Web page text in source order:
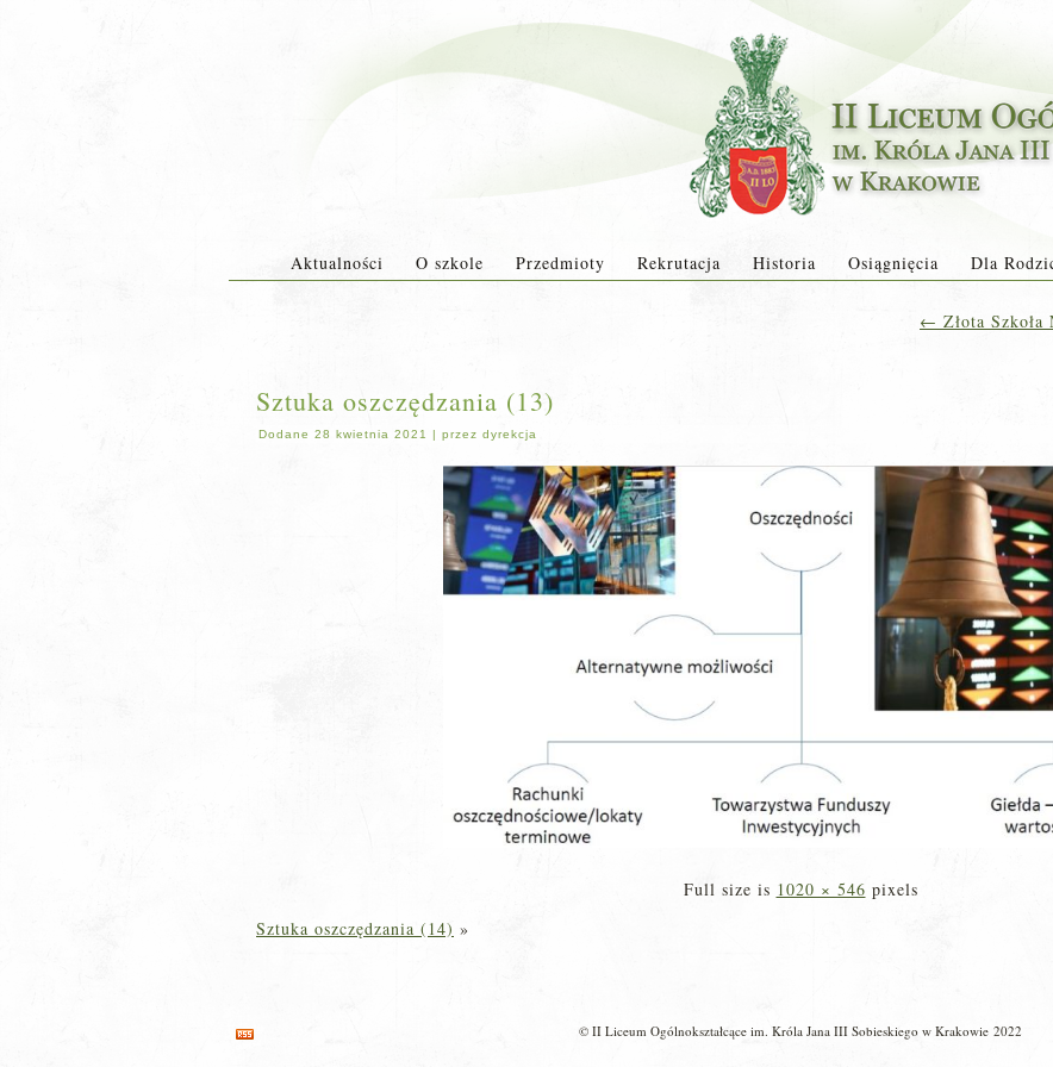
Aktualności O szkole Przedmioty Rekrutacja Historia Osiągnięcia Dla
← Złota
Sztuka oszczędzania (13)
Dodane 28 kwietnia 2021 | przez dyrekcja
Full size is 1020 × 546 pixels
Sztuka oszczędzania (14) »
© II Liceum Ogólnokształcące im. Króla Jana III Sobieskiego w Krakowie 2022